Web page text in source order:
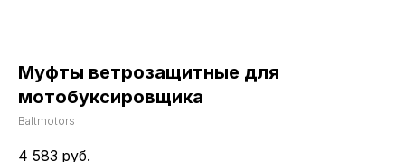
Муфты ветрозащитные для
мотобуксировщика
Baltmotors
4 583 руб.